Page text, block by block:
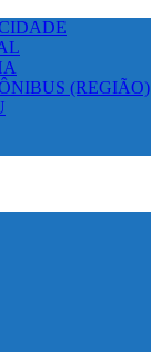
(REGIÃO)